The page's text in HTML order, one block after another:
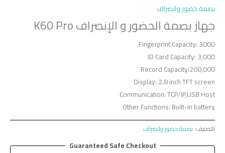
بصمة حضور وانصراف
جهاز بصمة الحضور و الإنصراف K60 Pro
Fingerprint Capacity: 3000.
ID Card Capacity: 3,000
Record Capacity:200,000
Display: 2.8 inch TFT screen
Communication: TCP/IP,USB Host
Other Functions: Built-in battery
التصنيف: بصمة حضور وانصراف
Guaranteed Safe Checkout